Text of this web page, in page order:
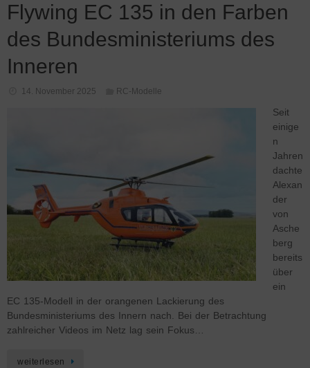
Flywing EC 135 in den Farben
des Bundesministeriums des
Inneren
14. November 2025 RC-Modelle
Seit
einige
n
Jahren
dachte
Alexan
der
von
Asche
berg
bereits
über
ein
EC 135-Modell in der orangenen Lackierung des
Bundesministeriums des Innern nach. Bei der Betrachtung
zahlreicher Videos im Netz lag sein Fokus…
weiterlesen